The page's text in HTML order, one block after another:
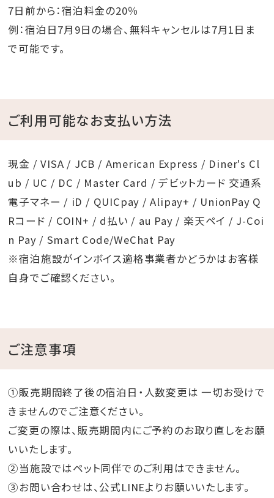
7日前から：宿泊料金の20％
例：宿泊日7月9日の場合、無料キャンセルは7月1日ま
で可能です。
ご利用可能なお支払い方法
現金 / VISA / JCB / American Express / Diner's Cl
ub / UC / DC / Master Card / デビットカード 交通系
電子マネー / iD / QUICpay / Alipay+ / UnionPay Q
Rコード / COIN+ / d払い / au Pay / 楽天ペイ / J-Coi
n Pay / Smart Code/WeChat Pay
※宿泊施設がインボイス適格事業者かどうかはお客様
自身でご確認ください。
ご注意事項
①販売期間終了後の宿泊日・人数変更は 一切お受けで
きませんのでご注意ください。
ご変更の際は、販売期間内にご予約のお取り直しをお願
いいたします。
②当施設ではペット同伴でのご利用はできません。
③お問い合わせは、公式LINEよりお願いいたします。